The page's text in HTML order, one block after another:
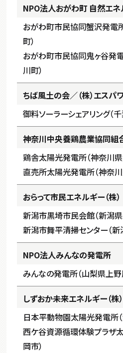
NPO法人おがわ町 自然エネ
おがわ町市民協同蟹沢発電
町）
おがわ町市民協同鬼ヶ谷発
川町）
ちば風土の会／（株）エスパ
御料ソーラーシェアリング（
神奈川中央養鶏農業協同組
鶏舎太陽光発電所（神奈川
直売所太陽光発電所（神奈
おらって市民エネルギー（株）
新潟市黒埼市民会館（新潟県
新潟市舞平清掃センター（新
NPO法人みんなの発電所
みんなの発電所（山梨県上野
しずおか未来エネルギー（株）
日本平動物園太陽光発電所
西ケ谷資源循環体験プラザ
岡市）